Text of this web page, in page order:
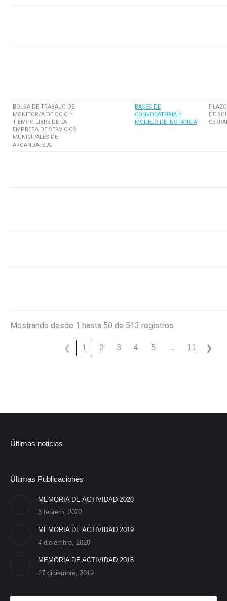
BOLSA DE TRABAJO DE
MONITOR/A DE OCIO Y
TIEMPO LIBRE DE LA
EMPRESA DE SERVICIOS
MUNICIPALES DE
ARGANDA, S.A.
BASES DE
CONVOCATORIA Y
MODELO DE INSTANCIA
DE
Mostrando desde 1 hasta 50 de 513 registros
❮ 1 2 3 4 5 … 11 ❯
Últimas noticias
Últimas Publicaciones
MEMORIA DE ACTIVIDAD 2020
3 febrero, 2022
MEMORIA DE ACTIVIDAD 2019
4 diciembre, 2020
MEMORIA DE ACTIVIDAD 2018
27 diciembre, 2019